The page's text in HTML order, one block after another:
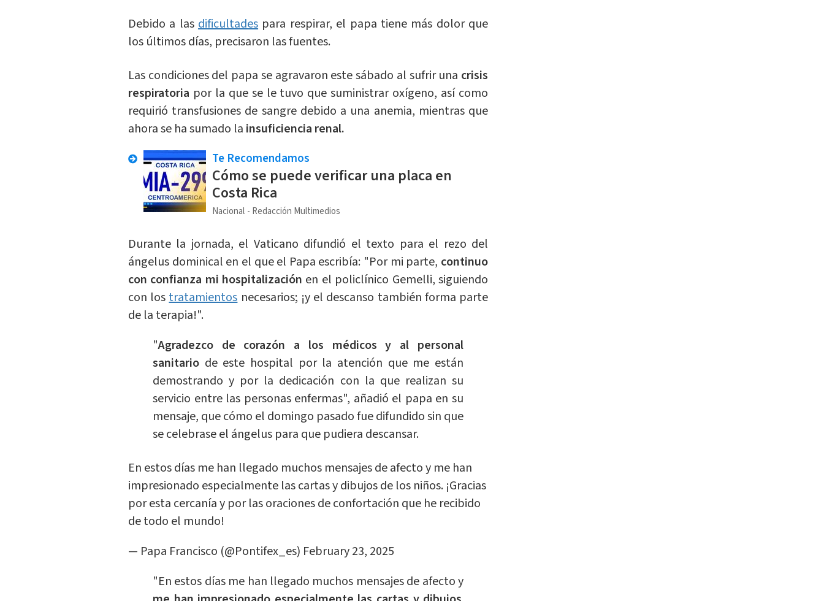
Debido a lasdificultades para respirar, el papa tiene más dolor que
los últimos días, precisaron las fuentes.
Las condiciones del papa se agravaron este sábado al sufrir una crisis
respiratoria por la que se le tuvo que suministrar oxígeno, así como
requirió transfusiones de sangre debido a una anemia, mientras que
ahora se ha sumado la insuficiencia renal.
Te Recomendamos
Cómo se puede verificar una placa en
Costa Rica
Nacional Redacción Multimedios
Durante la jornada, el Vaticano difundió el texto para el rezo del
ángelus dominical en el que el Papa escribía: "Por mi parte, continuo
con confianza mi hospitalización en el policlínico Gemelli, siguiendo
con lostratamientos necesarios; ¡y el descanso también forma parte
de la terapia!".
"Agradezco de corazón a los médicos y al personal
sanitariode este hospital por la atención que me están
demostrando y por la dedicación con la que realizan su
servicio entre las personas enfermas", añadió el papa en su
mensaje, que cómo el domingo pasado fue difundido sin que
se celebrase el ángelus para que pudiera descansar.
En estos días me han llegado muchos mensajes de afecto y me han
impresionado especialmente las cartas y dibujos de los niños. ¡Gracias
por esta cercanía y por las oraciones de confortación que he recibido
de todo el mundo!
— Papa Francisco (@Pontifex_es) February 23, 2025
"En estos días me han llegado muchos mensajes de afecto y